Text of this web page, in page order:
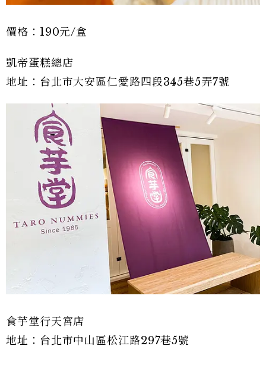
價格：190元/盒
凱帝蛋糕總店
地址：台北市大安區仁愛路四段345巷5弄7號
食芋堂行天宮店
地址：台北市中山區松江路297巷5號